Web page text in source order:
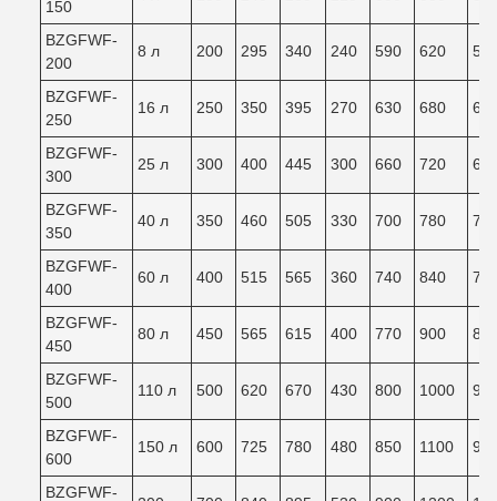
150
BZGFWF-
200
8 л 200 295 340 240 590 620
BZGFWF-
250
16 л 250 350 395 270 630 680
BZGFWF-
300
25 л 300 400 445 300 660 720
BZGFWF-
350
40 л 350 460 505 330 700 780
BZGFWF-
400
60 л 400 515 565 360 740 840
BZGFWF-
450
80 л 450 565 615 400 770 900
BZGFWF-
500
110 л 500 620 670 430 800 1000
BZGFWF-
600
150 л 600 725 780 480 850 1100
BZGFWF-